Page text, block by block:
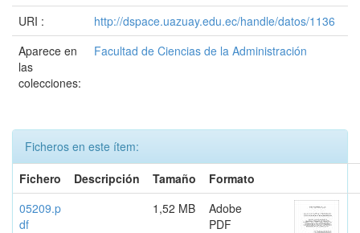
URI :
http://dspace.uazuay.edu.ec/handle/datos/1136
Aparece en
las
colecciones:
Facultad de Ciencias de la Administración
Ficheros en este ítem:
Fichero
Descripción Tamaño
Formato
05209.p
df
1,52 MB
Adobe
PDF